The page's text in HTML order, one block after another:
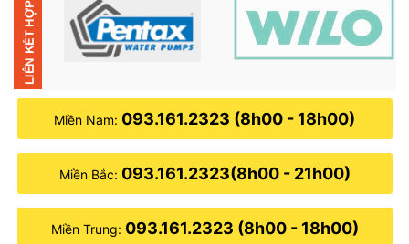
Miền Nam: 093.161.2323 (8h00 - 18h00)
Miền Bắc: 093.161.2323(8h00 - 21h00)
Miền Trung: 093.161.2323 (8h00 - 18h00)